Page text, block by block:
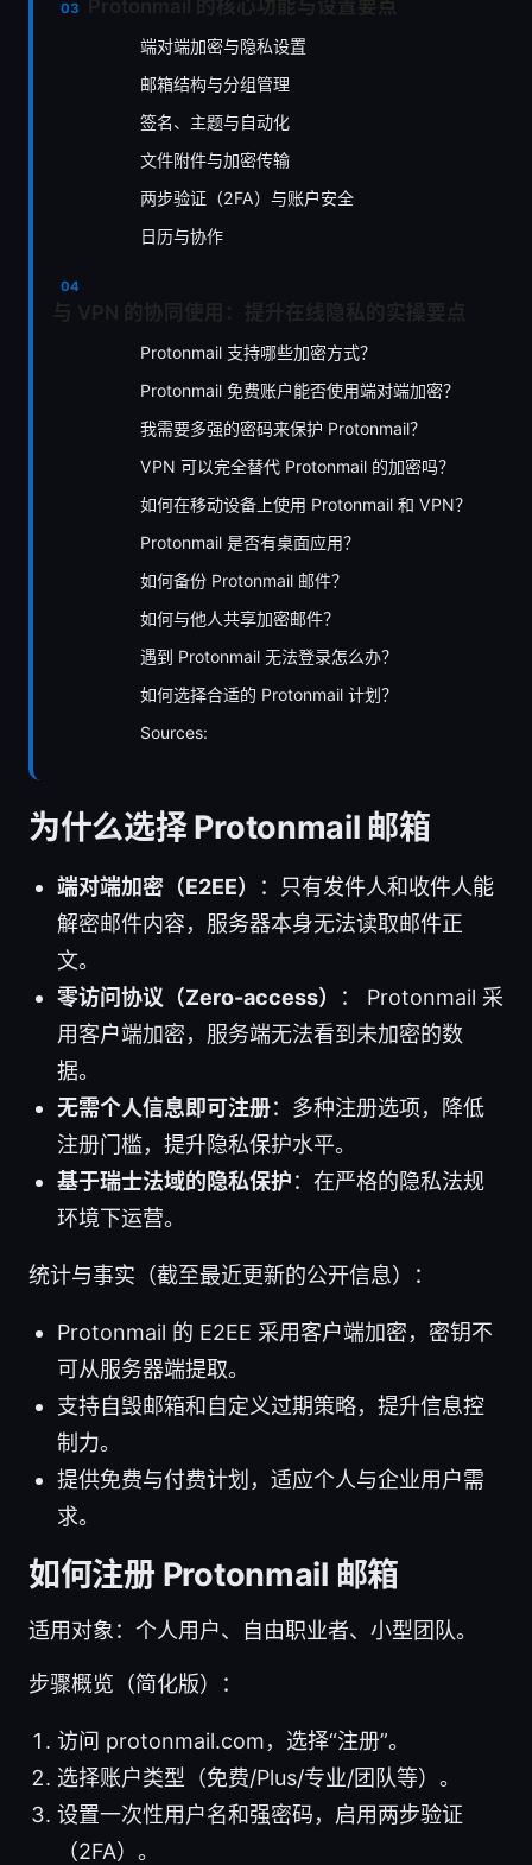
端对端加密与隐私设置
邮箱结构与分组管理
签名、主题与自动化
文件附件与加密传输
两步验证（2FA）与账户安全
日历与协作
Protonmail 支持哪些加密方式？
Protonmail 免费账户能否使用端对端加密？
我需要多强的密码来保护 Protonmail？
VPN 可以完全替代 Protonmail 的加密吗？
如何在移动设备上使用 Protonmail 和 VPN？
Protonmail 是否有桌面应用？
如何备份 Protonmail 邮件？
如何与他人共享加密邮件？
遇到 Protonmail 无法登录怎么办？
如何选择合适的 Protonmail 计划？
Sources:
为什么选择 Protonmail 邮箱
端对端加密（E2EE）
：只有发件人和收件人能
解密邮件内容，服务器本身无法读取邮件正
文。
零访问协议（Zero-access）
： Protonmail 采
用客户端加密，服务端无法看到未加密的数
据。
无需个人信息即可注册：多种注册选项，降低
注册门槛，提升隐私保护水平。
基于瑞士法域的隐私保护：在严格的隐私法规
环境下运营。
统计与事实（截至最近更新的公开信息）：
Protonmail 的 E2EE 采用客户端加密，密钥不
可从服务器端提取。
支持自毁邮箱和自定义过期策略，提升信息控
制力。
提供免费与付费计划，适应个人与企业用户需
求。
如何注册 Protonmail 邮箱
适用对象：个人用户、自由职业者、小型团队。
步骤概览（简化版）：
访问 protonmail.com，选择“注册”。
选择账户类型（免费/Plus/专业/团队等）。
设置一次性用户名和强密码，启用两步验证
（2FA）。